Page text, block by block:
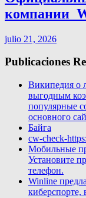
компании
julio 21, 2026
Publicaciones
Википедия о
выгодным
популярные
основного
Байга
cw-check-
Мобильные
Установите
телефон.
Winline